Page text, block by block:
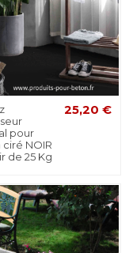
pour
NOIR
de 25 Kg
25,20 €